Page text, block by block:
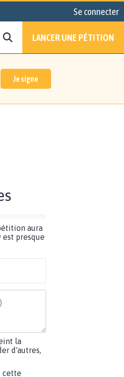
Se connecter
LANCER UNE PÉTITION
Je signe
aura
est presque
la
d'autres,
cette